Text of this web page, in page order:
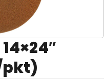
pkt)